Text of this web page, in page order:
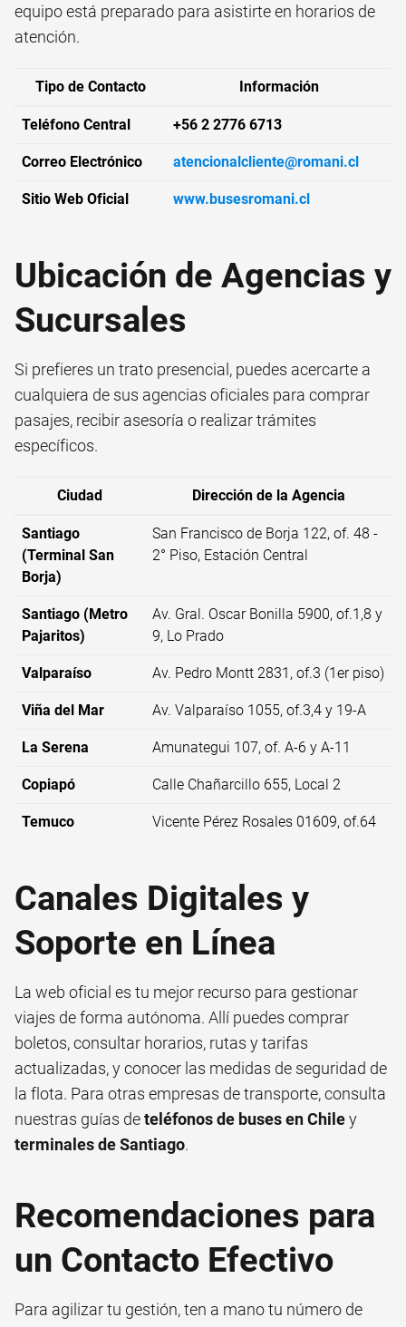
equipo está preparado para asistirte en horarios de
atención.
Tipo de Contacto Información
Teléfono Central +56 2 2776 6713
Correo Electrónico atencionalcliente@romani.cl
Sitio Web Oficial www.busesromani.cl
Ubicación de Agencias y
Sucursales
Si prefieres un trato presencial, puedes acercarte a
cualquiera de sus agencias oficiales para comprar
pasajes, recibir asesoría o realizar trámites
específicos.
Ciudad Dirección de la Agencia
Santiago
(Terminal San
Borja)
San Francisco de Borja 122, of. 48 -
2° Piso, Estación Central
Santiago (Metro
Pajaritos)
Av. Gral. Oscar Bonilla 5900, of.1,8 y
9, Lo Prado
Valparaíso Av. Pedro Montt 2831, of.3 (1er piso)
Viña del Mar Av. Valparaíso 1055, of.3,4 y 19-A
La Serena Amunategui 107, of. A-6 y A-11
Copiapó Calle Chañarcillo 655, Local 2
Temuco Vicente Pérez Rosales 01609, of.64
Canales Digitales y
Soporte en Línea
La web oficial es tu mejor recurso para gestionar
viajes de forma autónoma. Allí puedes comprar
boletos, consultar horarios, rutas y tarifas
actualizadas, y conocer las medidas de seguridad de
la flota. Para otras empresas de transporte, consulta
nuestras guías deteléfonos de buses en Chiley
terminales de Santiago.
Recomendaciones para
un Contacto Efectivo
Para agilizar tu gestión, ten a mano tu número de